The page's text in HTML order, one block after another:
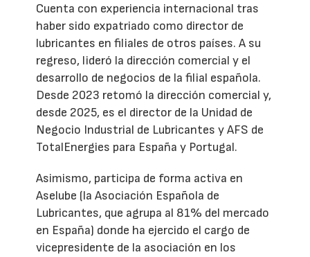
Cuenta con experiencia internacional tras
haber sido expatriado como director de
lubricantes en filiales de otros países. A su
regreso, lideró la dirección comercial y el
desarrollo de negocios de la filial española.
Desde 2023 retomó la dirección comercial y,
desde 2025, es el director de la Unidad de
Negocio Industrial de Lubricantes y AFS de
TotalEnergies para España y Portugal.
Asimismo, participa de forma activa en
Aselube (la Asociación Española de
Lubricantes, que agrupa al 81% del mercado
en España) donde ha ejercido el cargo de
vicepresidente de la asociación en los